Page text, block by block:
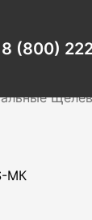
МК
8 (800)